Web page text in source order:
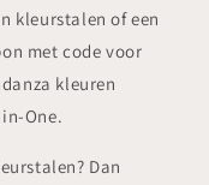
kleurstalen of een
met code voor
kleuren
One.
Dan